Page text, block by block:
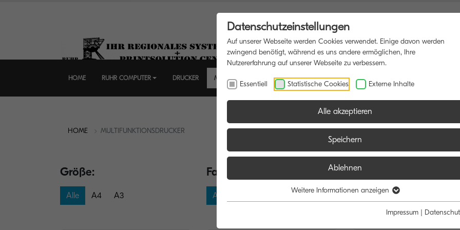
HOME RUHR COMPUTER DRUCKER MULTIFUNKTIONSDRUCKER SOFTWARE BLOG
HOME MULTIFUNKTIONSDRUCKER
Größe:
Alle A4 A3
Farbe:
Alle Farbe
Funktion:
Alle Scan
Datenschutzeinstellungen
Auf unserer Webseite werden Cookies verwendet. Einige davon werden
zwingend benötigt, während es uns andere ermöglichen, Ihre
Nutzererfahrung auf unserer Webseite zu verbessern.
Essentiell Statistische Cookies Externe Inhalte
Alle akzeptieren
Speichern
Ablehnen
Weitere Informationen anzeigen
Impressum |